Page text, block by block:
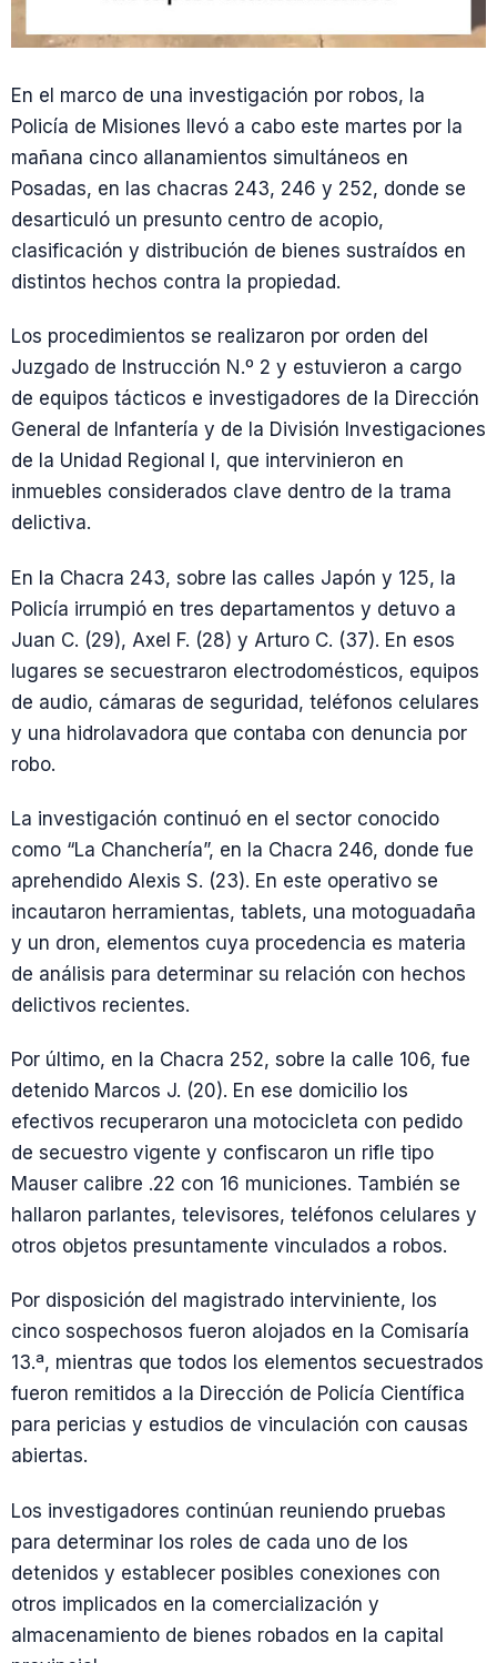
En el marco de una investigación por robos, la
Policía de Misiones llevó a cabo este martes por la
mañana cinco allanamientos simultáneos en
Posadas, en las chacras 243, 246 y 252, donde se
desarticuló un presunto centro de acopio,
clasificación y distribución de bienes sustraídos en
distintos hechos contra la propiedad.
Los procedimientos se realizaron por orden del
Juzgado de Instrucción N.º 2 y estuvieron a cargo
de equipos tácticos e investigadores de la Dirección
General de Infantería y de la División Investigaciones
de la Unidad Regional I, que intervinieron en
inmuebles considerados clave dentro de la trama
delictiva.
En la Chacra 243, sobre las calles Japón y 125, la
Policía irrumpió en tres departamentos y detuvo a
Juan C. (29), Axel F. (28) y Arturo C. (37). En esos
lugares se secuestraron electrodomésticos, equipos
de audio, cámaras de seguridad, teléfonos celulares
y una hidrolavadora que contaba con denuncia por
robo.
La investigación continuó en el sector conocido
como “La Chanchería”, en la Chacra 246, donde fue
aprehendido Alexis S. (23). En este operativo se
incautaron herramientas, tablets, una motoguadaña
y un dron, elementos cuya procedencia es materia
de análisis para determinar su relación con hechos
delictivos recientes.
Por último, en la Chacra 252, sobre la calle 106, fue
detenido Marcos J. (20). En ese domicilio los
efectivos recuperaron una motocicleta con pedido
de secuestro vigente y confiscaron un rifle tipo
Mauser calibre .22 con 16 municiones. También se
hallaron parlantes, televisores, teléfonos celulares y
otros objetos presuntamente vinculados a robos.
Por disposición del magistrado interviniente, los
cinco sospechosos fueron alojados en la Comisaría
13.ª, mientras que todos los elementos secuestrados
fueron remitidos a la Dirección de Policía Científica
para pericias y estudios de vinculación con causas
abiertas.
Los investigadores continúan reuniendo pruebas
para determinar los roles de cada uno de los
detenidos y establecer posibles conexiones con
otros implicados en la comercialización y
almacenamiento de bienes robados en la capital